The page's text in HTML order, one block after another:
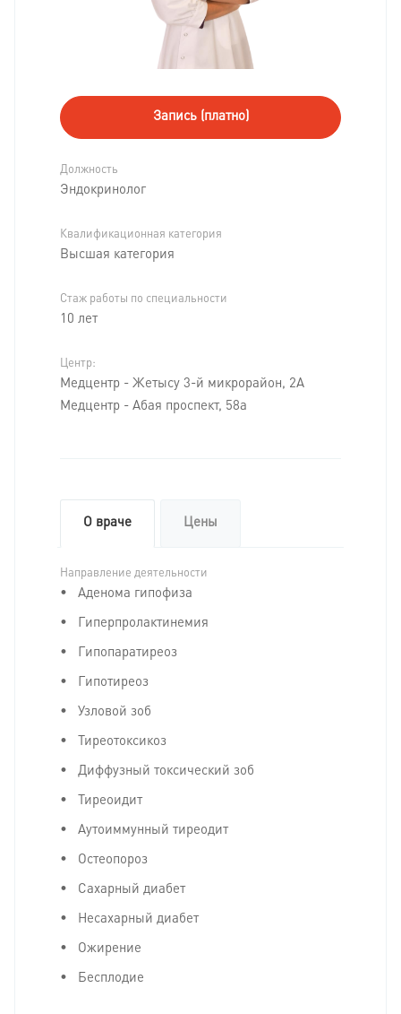
Запись (платно)
Должность
Эндокринолог
Квалификационная категория
Высшая категория
Стаж работы по специальности
10 лет
Центр:
Медцентр - Жетысу 3-й микрорайон, 2А
Медцентр - Абая проспект, 58а
О враче Цены
Направление деятельности
Аденома гипофиза
Гиперпролактинемия
Гипопаратиреоз
Гипотиреоз
Узловой зоб
Тиреотоксикоз
Диффузный токсический зоб
Тиреоидит
Аутоиммунный тиреодит
Остеопороз
Сахарный диабет
Несахарный диабет
Ожирение
Бесплодие